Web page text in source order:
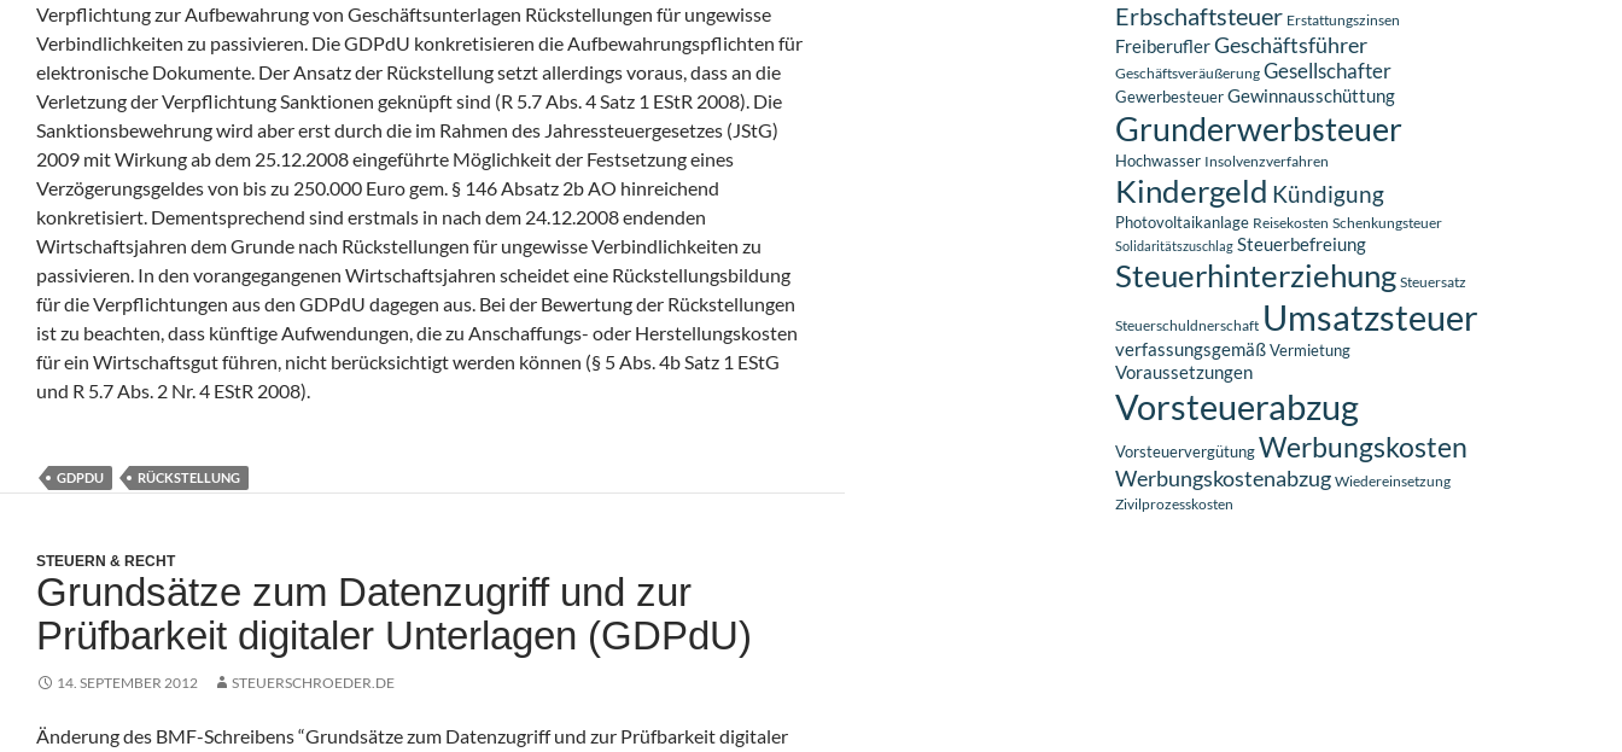
Verpflichtung zur Aufbewahrung von Geschäftsunterlagen Rückstellungen für ungewisse
Verbindlichkeiten zu passivieren. Die GDPdU konkretisieren die Aufbewahrungspflichten für
elektronische Dokumente. Der Ansatz der Rückstellung setzt allerdings voraus, dass an die
Verletzung der Verpflichtung Sanktionen geknüpft sind (R 5.7 Abs. 4 Satz 1 EStR 2008). Die
Sanktionsbewehrung wird aber erst durch die im Rahmen des Jahressteuergesetzes (JStG)
2009 mit Wirkung ab dem 25.12.2008 eingeführte Möglichkeit der Festsetzung eines
Verzögerungsgeldes von bis zu 250.000 Euro gem. § 146 Absatz 2b AO hinreichend
konkretisiert. Dementsprechend sind erstmals in nach dem 24.12.2008 endenden
Wirtschaftsjahren dem Grunde nach Rückstellungen für ungewisse Verbindlichkeiten zu
passivieren. In den vorangegangenen Wirtschaftsjahren scheidet eine Rückstellungsbildung
für die Verpflichtungen aus den GDPdU dagegen aus. Bei der Bewertung der Rückstellungen
ist zu beachten, dass künftige Aufwendungen, die zu Anschaffungs- oder Herstellungskosten
für ein Wirtschaftsgut führen, nicht berücksichtigt werden können (§ 5 Abs. 4b Satz 1 EStG
und R 5.7 Abs. 2 Nr. 4 EStR 2008).
GDPDU RÜCKSTELLUNG
STEUERN & RECHT
Grundsätze zum Datenzugriff und zur
Prüfbarkeit digitaler Unterlagen (GDPdU)
14. SEPTEMBER 2012 STEUERSCHROEDER.DE
Änderung des BMF-Schreibens “Grundsätze zum Datenzugriff und zur Prüfbarkeit digitaler
Erbschaftsteuer Erstattungszinsen
FreiberuflerGeschäftsführer
Geschäftsveräußerung Gesellschafter
GewerbesteuerGewinnausschüttung
Grunderwerbsteuer
Hochwasser Insolvenzverfahren
Kindergeld Kündigung
Photovoltaikanlage Reisekosten Schenkungsteuer
Solidaritätszuschlag Steuerbefreiung
Steuerhinterziehung Steuersatz
Steuerschuldnerschaft Umsatzsteuer
verfassungsgemäßVermietung
Voraussetzungen
Vorsteuerabzug
VorsteuervergütungWerbungskosten
Werbungskostenabzug Wiedereinsetzung
Zivilprozesskosten